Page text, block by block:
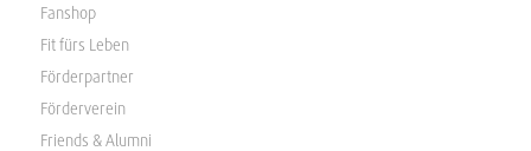
Fanshop
Fit fürs Leben
Förderpartner
Förderverein
Friends & Alumni